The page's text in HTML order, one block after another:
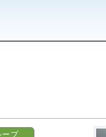
ープ